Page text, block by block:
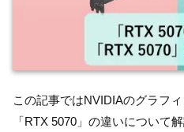
この記事ではNVIDIAのグラフ
「RTX 5070」の違いについて